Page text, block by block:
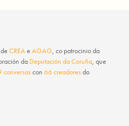
deCREA eAGAG , co patrocinio da
da Deputación da Coruña , que
conversascon66 creadoresdo